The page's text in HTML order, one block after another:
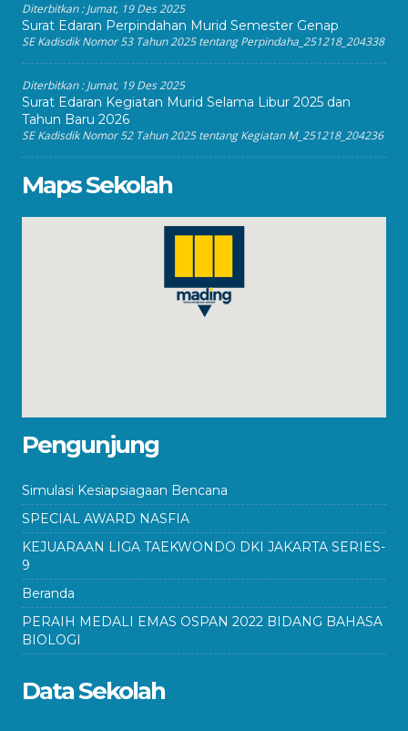
Diterbitkan :Jumat, 19 Des 2025
Surat Edaran Perpindahan Murid Semester Genap
SE Kadisdik Nomor 53 Tahun 2025 tentang Perpindaha_251218_204338
Diterbitkan :Jumat, 19 Des 2025
Surat Edaran Kegiatan Murid Selama Libur 2025 dan
Tahun Baru 2026
SE Kadisdik Nomor 52 Tahun 2025 tentang Kegiatan M_251218_204236
Maps Sekolah
Pengunjung
Simulasi Kesiapsiagaan Bencana
SPECIAL AWARD NASFIA
KEJUARAAN LIGA TAEKWONDO DKI JAKARTA SERIES-
9
Beranda
PERAIH MEDALI EMAS OSPAN 2022 BIDANG BAHASA
BIOLOGI
Data Sekolah